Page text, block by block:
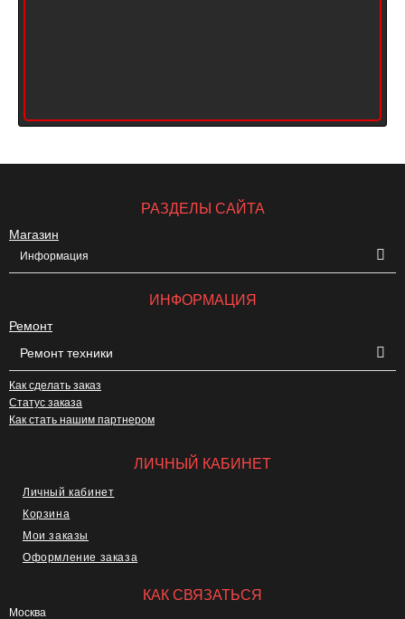
РАЗДЕЛЫ САЙТА
Магазин
Информация
ИНФОРМАЦИЯ
Ремонт
Ремонт техники
Как сделать заказ
Статус заказа
Как стать нашим партнером
ЛИЧНЫЙ КАБИНЕТ
Личный кабинет
Корзина
Мои заказы
Оформление заказа
КАК СВЯЗАТЬСЯ
Москва